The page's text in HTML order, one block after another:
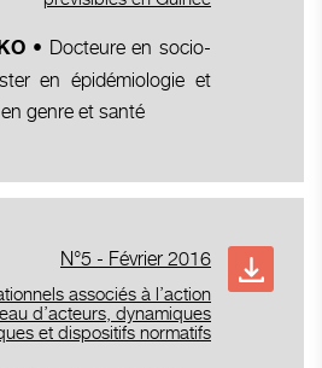
• Docteure en socio-
en épidémiologie et
genre et santé
N°5 - Février 2016
associés à l’action
d’acteurs, dynamiques
et dispositifs normatifs